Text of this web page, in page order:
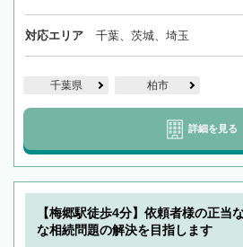
対応エリア 千葉、茨城、埼玉
千葉県 柏市
詳細を見る
【梅郷駅徒歩4分】依頼者様の正当
な相続問題の解決を目指します